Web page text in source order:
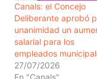
Canals: el Concejo
Deliberante aprobó
unanimidad un
salarial para los
empleados
27/07/2026
En "Canals"